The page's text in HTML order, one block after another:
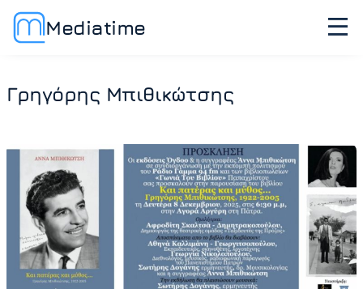
Mediatime
Γρηγόρης Μπιθικώτσης